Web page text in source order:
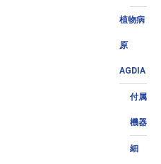
植物病
原
AGDIA
付属
機器
細